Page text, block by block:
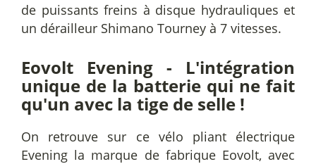
de puissants freins à disque hydrauliques et
un dérailleur Shimano Tourney à 7 vitesses.
Eovolt Evening - L'intégration
unique de la batterie qui ne fait
qu'un avec la tige de selle !
On retrouve sur ce vélo pliant électrique
Evening la marque de fabrique Eovolt, avec